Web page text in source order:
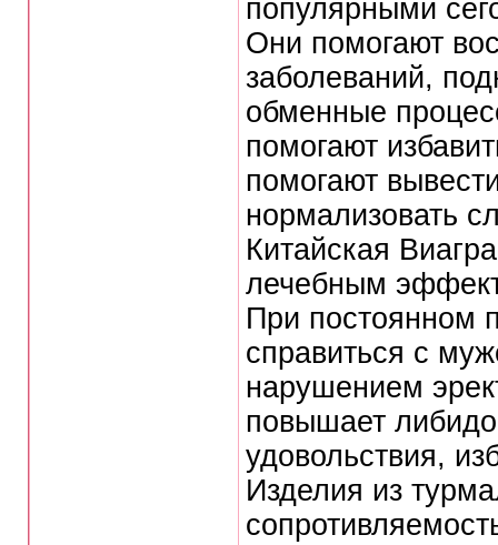
популярными
Они помогают
заболеваний,
обменные
помогают
помогают
нормализовать
Китайская
лечебным
При постоянном
справиться с
нарушением
повышает
удовольствия,
Изделия из